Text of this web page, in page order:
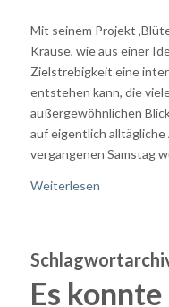
Mit seinem Projekt
Krause, wie aus einer
Zielstrebigkeit eine
entstehen kann, die
außergewöhnlichen
auf eigentlich
vergangenen Samstag
Weiterlesen
Es